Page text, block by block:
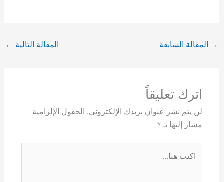
→ المقالة السابقة المقالة التالية ←
اترك تعليقاً
لن يتم نشر عنوان بريدك الإلكتروني. الحقول الإلزامية
مشار إليها بـ *
هنا...